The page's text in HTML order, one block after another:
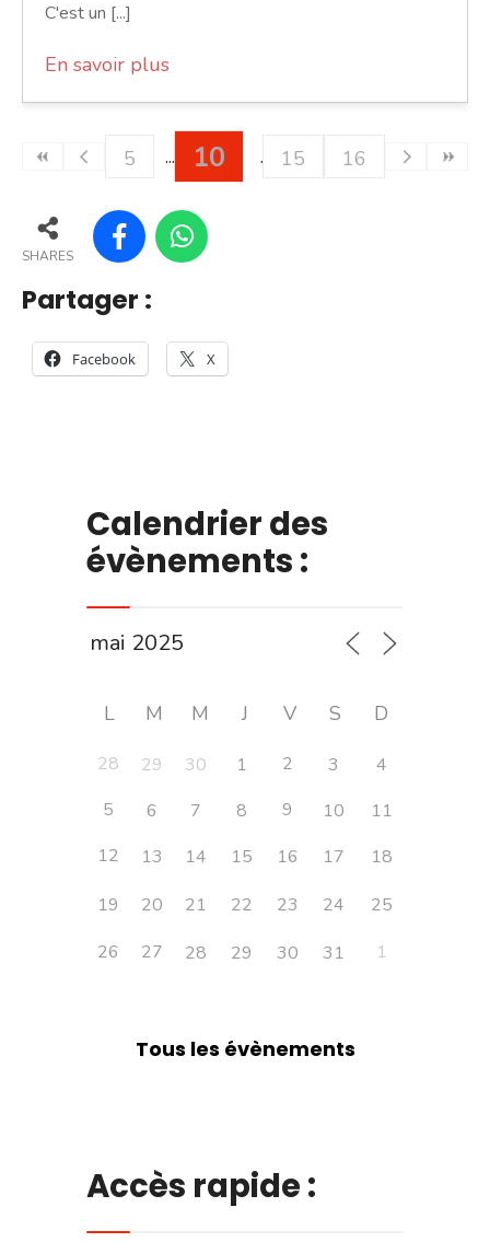
C'est un [...]
En savoir plus
5 10 15 16
SHARES
Partager :
Facebook X
Calendrier des
évènements :
L M M J V S D
28 29 30 1 2 3
4
5
6 7 8 9 10
11
12
13 14 15 16 17
18
19
20 21 22 23 24
25
26
27 28 29 30 31 1
Tous les évènements
Accès rapide :